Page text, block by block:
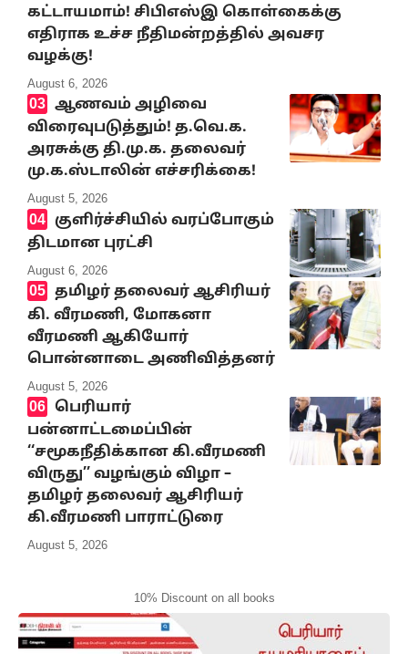
கட்டாயமாம்! சிபிஎஸ்இ கொள்கைக்கு
எதிராக உச்ச நீதிமன்றத்தில் அவசர
வழக்கு!
August 6, 2026
ஆணவம் அழிவை
விரைவுபடுத்தும்! த.வெ.க.
அரசுக்கு தி.மு.க. தலைவர்
மு.க.ஸ்டாலின் எச்சரிக்கை!
August 5, 2026
குளிர்ச்சியில் வரப்போகும்
திடமான புரட்சி
August 6, 2026
தமிழர் தலைவர் ஆசிரியர்
கி. வீரமணி, மோகனா
வீரமணி ஆகியோர்
பொன்னாடை அணிவித்தனர்
August 5, 2026
பெரியார்
பன்னாட்டமைப்பின்
‘‘சமூகநீதிக்கான கி.வீரமணி
விருது’’ வழங்கும் விழா –
தமிழர் தலைவர் ஆசிரியர்
கி.வீரமணி பாராட்டுரை
August 5, 2026
10% Discount on all books